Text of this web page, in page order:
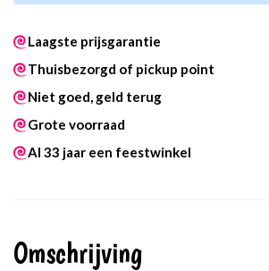
Laagste prijsgarantie
Thuisbezorgd of pickup point
Niet goed, geld terug
Grote voorraad
Al 33 jaar een feestwinkel
Omschrijving